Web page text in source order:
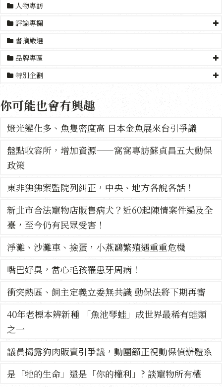
人物專訪
評論專欄
書摘嚴選
品牌專區
特別企劃
你可能也會有興趣
燈光變化多、魚隻密度高 日本金魚展來台引爭議
盤點收容所，增加資源——窩窩專訪蘇貞昌五大動保
政策
東非狒狒案監院列糾正，中央、地方各說各話！
新北市合法寵物店販售病犬？近60起陳情案件遍及全
臺，至今仍有民眾受害！
淨灘、沙灘車、撿蛋，小燕鷗繁殖遇重重危機
嘴巴好臭，當心毛孩罹患牙周病！
衝突熱區、飼主定義立委無共識 動保法將下期再審
40年老標本辨新種 「魚池琴蛙」成世界最稀有蛙類
之一
議員揭露狗肉販賣引爭議，動團籲正視動保偵辦體系
是「牠的生命」還是「你的權利」? 談寵物所有權